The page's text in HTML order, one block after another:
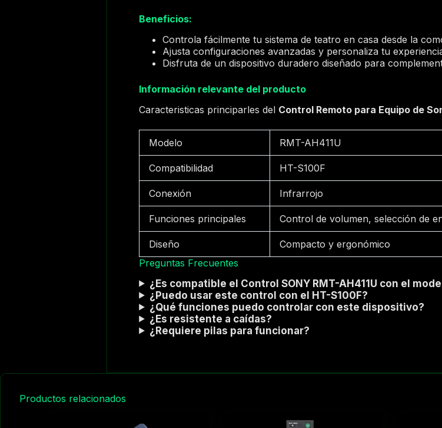
Beneficios:
Controla fácilmente tu sistema de teatro en casa desde la
Ajusta configuraciones avanzadas y personaliza tu
Disfruta de un dispositivo duradero diseñado para
Información relevante del producto
Caracteristicas principarles del Control Remoto para Equipo de
Modelo RMT-AH411U
Compatibilidad HT-S100F
Conexión Infrarrojo
Funciones principales Control de volumen, selección de
Diseño
Compacto y ergonómico
Preguntas Frecuentes
¿Es compatible el Control SONY RMT-AH411U con el
¿Puedo usar este control con el HT-S100F?
¿Qué funciones puedo controlar con este dispositivo?
¿Es resistente a caídas?
¿Requiere pilas para funcionar?
Productos relacionados